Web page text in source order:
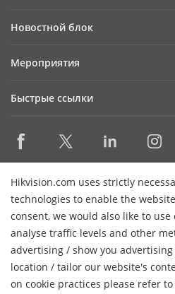
Hikvision.com uses strictly
technologies to enable the
consent, we would also like to use
analyse traffic levels and other
advertising / show you
location / tailor our website's
on cookie practices please refer
Информационная безопасность
Контактная информация
Новостной блок
Истории успеха
HikSnap
Мероприятия
Быстрые ссылки
Где купить
Основные технологии
Карта сайта
Контактная
Подписаться
© 2026 Ханчжоу Hikvision Digital
права защищены. Политика
Политика использования